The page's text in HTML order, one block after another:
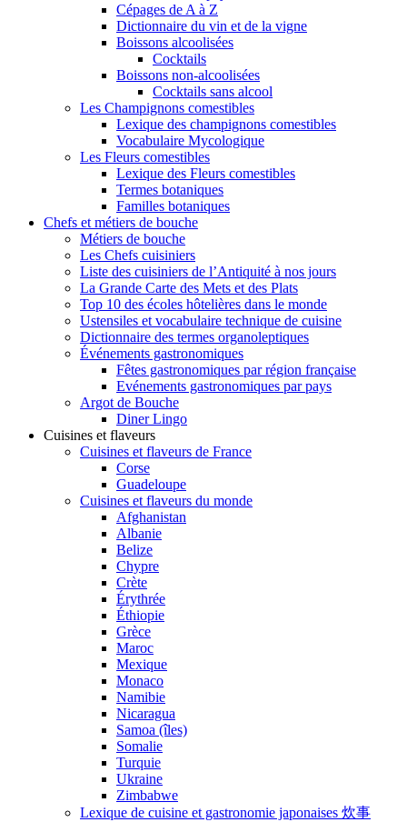
Cépages de A à Z
Dictionnaire du vin et de la vigne
Boissons alcoolisées
Cocktails
Boissons non-alcoolisées
Cocktails sans alcool
Les Champignons comestibles
Lexique des champignons comestibles
Vocabulaire Mycologique
Les Fleurs comestibles
Lexique des Fleurs comestibles
Termes botaniques
Familles botaniques
Chefs et métiers de bouche
Métiers de bouche
Les Chefs cuisiniers
Liste des cuisiniers de l’Antiquité à nos jours
La Grande Carte des Mets et des Plats
Top 10 des écoles hôtelières dans le monde
Ustensiles et vocabulaire technique de cuisine
Dictionnaire des termes organoleptiques
Événements gastronomiques
Fêtes gastronomiques par région française
Evénements gastronomiques par pays
Argot de Bouche
Diner Lingo
Cuisines et flaveurs
Cuisines et flaveurs de France
Corse
Guadeloupe
Cuisines et flaveurs du monde
Afghanistan
Albanie
Belize
Chypre
Crète
Érythrée
Éthiopie
Grèce
Maroc
Mexique
Monaco
Namibie
Nicaragua
Samoa (îles)
Somalie
Turquie
Ukraine
Zimbabwe
Lexique de cuisine et gastronomie japonaises 炊事